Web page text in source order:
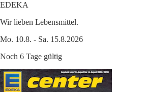
EDEKA
Wir lieben Lebensmittel.
Mo. 10.8. - Sa. 15.8.2026
Noch 6 Tage gültig